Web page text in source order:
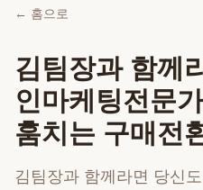
← 홈으로
김팀장과 함께
인마케팅전문
훔치는 구매전
김팀장과 함께라면 당신